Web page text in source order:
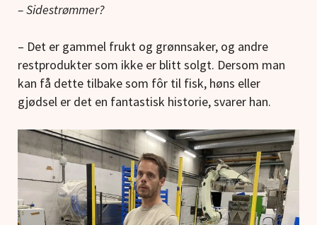
– Sidestrømmer?
– Det er gammel frukt og grønnsaker, og andre
restprodukter som ikke er blitt solgt. Dersom man
kan få dette tilbake som fôr til fisk, høns eller
gjødsel er det en fantastisk historie, svarer han.